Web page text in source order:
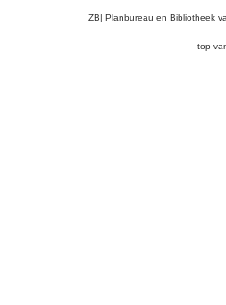
ZB| Planbureau en Bibliotheek
top